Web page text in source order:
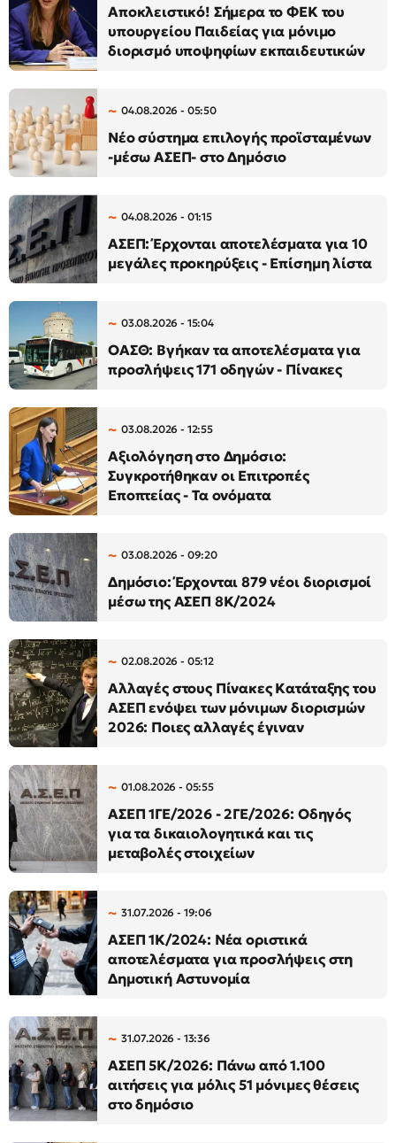
Αποκλειστικό! Σήμερα το ΦΕΚ του
υπουργείου Παιδείας για μόνιμο
διορισμό υποψηφίων εκπαιδευτικών
04.08.2026 - 05:50
Νέο σύστημα επιλογής προϊσταμένων
-μέσω ΑΣΕΠ- στο Δημόσιο
04.08.2026 - 01:15
ΑΣΕΠ: Έρχονται αποτελέσματα για 10
μεγάλες προκηρύξεις - Επίσημη λίστα
03.08.2026 - 15:04
ΟΑΣΘ: Βγήκαν τα αποτελέσματα για
προσλήψεις 171 οδηγών - Πίνακες
03.08.2026 - 12:55
Αξιολόγηση στο Δημόσιο:
Συγκροτήθηκαν οι Επιτροπές
Εποπτείας - Τα ονόματα
03.08.2026 - 09:20
Δημόσιο: Έρχονται 879 νέοι διορισμοί
μέσω της ΑΣΕΠ 8Κ/2024
02.08.2026 - 05:12
Αλλαγές στους Πίνακες Κατάταξης του
ΑΣΕΠ ενόψει των μόνιμων διορισμών
2026: Ποιες αλλαγές έγιναν
01.08.2026 - 05:55
ΑΣΕΠ 1ΓΕ/2026 - 2ΓΕ/2026: Οδηγός
για τα δικαιολογητικά και τις
μεταβολές στοιχείων
31.07.2026 - 19:06
ΑΣΕΠ 1Κ/2024: Νέα οριστικά
αποτελέσματα για προσλήψεις στη
Δημοτική Αστυνομία
31.07.2026 - 13:36
ΑΣΕΠ 5Κ/2026: Πάνω από 1.100
αιτήσεις για μόλις 51 μόνιμες θέσεις
στο δημόσιο